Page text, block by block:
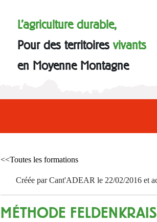
L'agriculture durable,
Pour des territoiresvivants
en Moyenne Montagne
<<Toutes les formations
Créée par Cant'ADEAR le 22/02/2016 et
MÉTHODE FELDENKRAIS